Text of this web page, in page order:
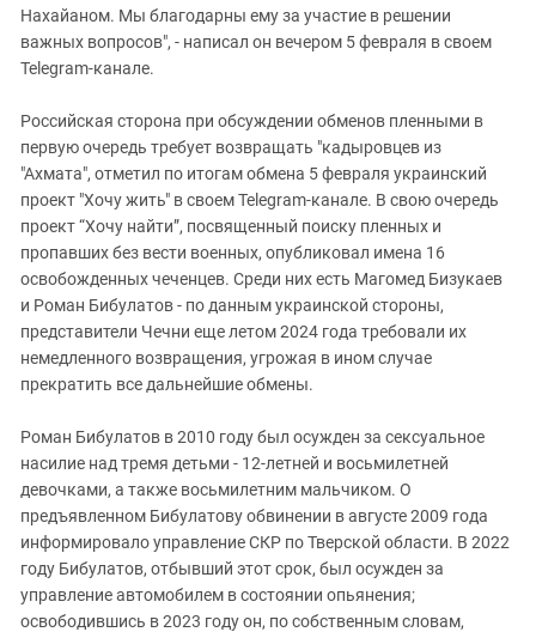
Нахайаном. Мы благодарны ему за участие в решении
важных вопросов", - написал он вечером 5 февраля в своем
Telegram-канале.
Российская сторона при обсуждении обменов пленными в
первую очередь требует возвращать "кадыровцев из
"Ахмата", отметил по итогам обмена 5 февраля украинский
проект "Хочу жить" в своем Telegram-канале. В свою очередь
проект “Хочу найти”, посвященный поиску пленных и
пропавших без вести военных, опубликовал имена 16
освобожденных чеченцев. Среди них есть Магомед Бизукаев
и Роман Бибулатов - по данным украинской стороны,
представители Чечни еще летом 2024 года требовали их
немедленного возвращения, угрожая в ином случае
прекратить все дальнейшие обмены.
Роман Бибулатов в 2010 году был осужден за сексуальное
насилие над тремя детьми - 12-летней и восьмилетней
девочками, а также восьмилетним мальчиком. О
предъявленном Бибулатову обвинении в августе 2009 года
информировало управление СКР по Тверской области. В 2022
году Бибулатов, отбывший этот срок, был осужден за
управление автомобилем в состоянии опьянения;
освободившись в 2023 году он, по собственным словам,